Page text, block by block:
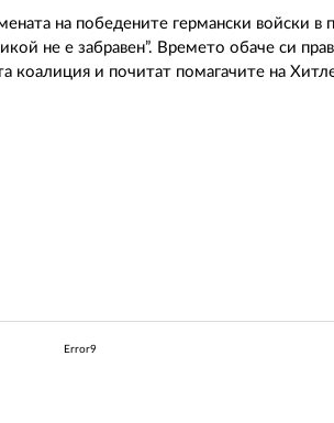
на победените германски войски
не е забравен”. Времето обаче си
коалиция и почитат помагачите на
Error9